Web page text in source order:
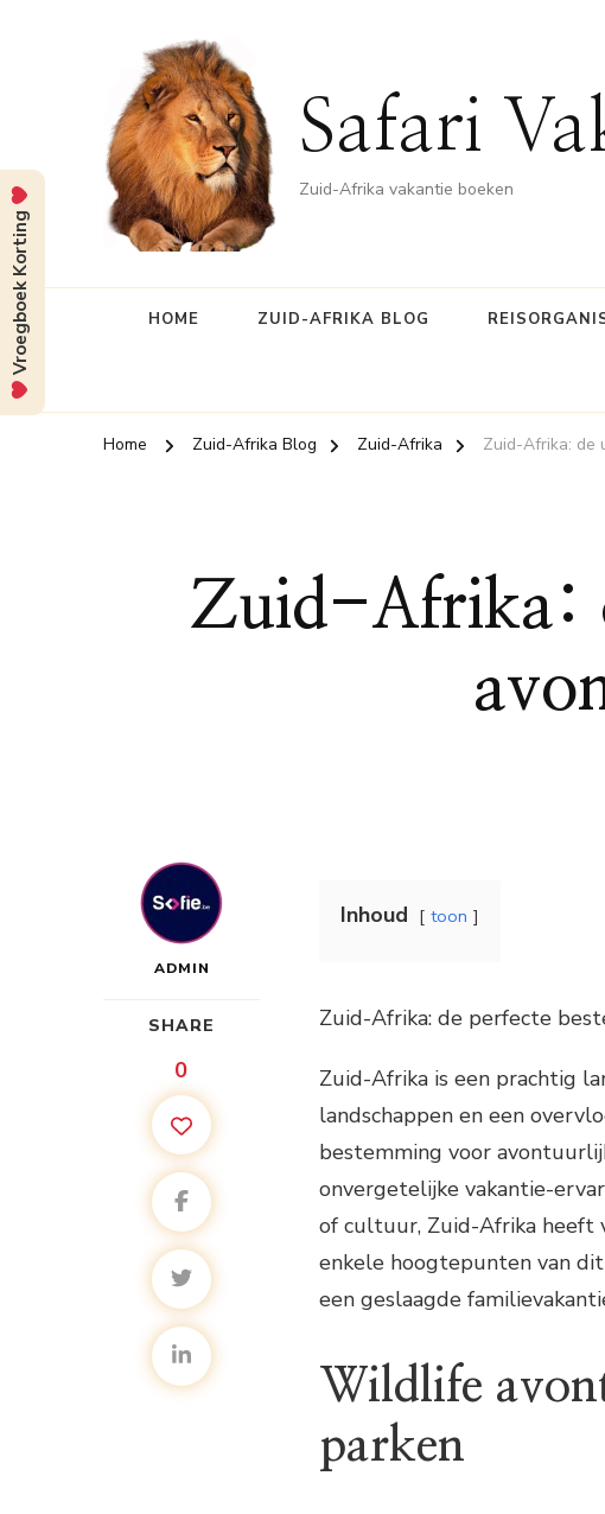
Safari
Zuid-Afrika vakantie boeken
HOME ZUID-AFRIKA BLOG
Home Zuid-Afrika Blog Zuid-Afrika Zuid-Afrika: de
Zuid-Afrika:
ADMIN
SHARE
0
Inhoud toon
Zuid-Afrika: de perfecte
Zuid-Afrika is een prachtig
landschappen en een
bestemming voor
onvergetelijke vakantie-
of cultuur, Zuid-Afrika heeft
enkele hoogtepunten van
een geslaagde
Wildlife
parken
Vroegboek Korting